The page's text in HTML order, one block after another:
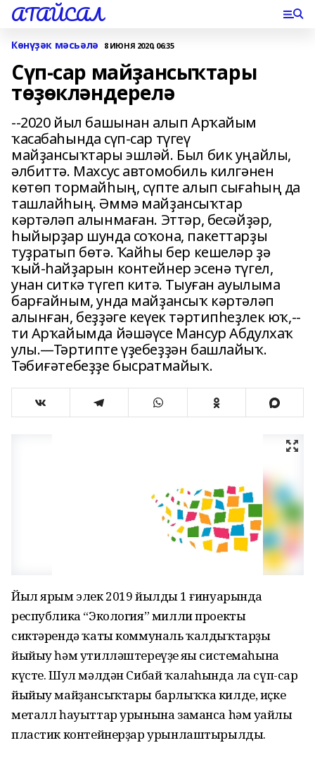
АТАЙСАЛ
Көнүҙәк мәсьәлә 8 ИЮНЯ 2020, 06:35
Сүп-сар майҙансыҡтары
төҙөкләндерелә
--2020 йыл башынан алып Арҡайым
ҡасабаһында сүп-сар түгеү
майҙансыҡтары эшләй. Был бик уңайлы,
әлбиттә. Махсус автомобиль килгәнен
көтөп тормайһың, сүпте алып сығаһың да
ташлайһың. Әммә майҙансыҡтар
кәртәләп алынмаған. Эттәр, бесәйҙәр,
һыйырҙар шунда соҡона, пакеттарҙы
туҙратып бөтә. Ҡайһы бер кешеләр ҙә
ҡый-һайҙарын контейнер эсенә түгел,
унан ситкә түгеп китә. Тыуған ауылыма
барғайным, унда майҙансыҡ кәртәләп
алынған, беҙҙәге кеүек тәртипһеҙлек юҡ,--
ти Арҡайымда йәшәүсе Мансур Абдулхаҡ
улы.—Тәртипте үҙебеҙҙән башлайыҡ.
Тәбиғәтебеҙҙе бысратмайыҡ.
Йыл ярым элек 2019 йылдың 1 ғинуарында
республика “Экология” милли проекты
сиктәрендә ҡаты коммуналь ҡалдыҡтарҙы
йыйыу һәм утилләштереүҙең яңы системаһына
күсте. Шул мәлдән Сибай ҡалаһында ла сүп-сар
йыйыу майҙансыҡтары барлыҡҡа килде, иҫке
металл һауыттар урынына заманса һәм уңайлы
пластик контейнерҙар урынлаштырылды.